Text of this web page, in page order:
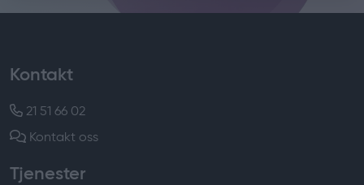
Kontakt
21 51 66 02
Kontakt oss
Tjenester